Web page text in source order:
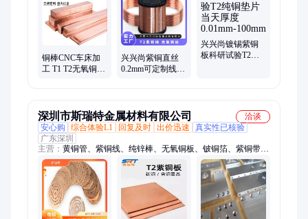
板、锡青铜板、TA1纯钛板、T2紫铜板、H65黄铜带、洋白铜
带、301不锈钢板、316不锈钢带、H65黄铜管、304不锈钢管、
1100纯铝带
铜棒CNC车床加
工 T1 T2无氧铜圆
兴兴尚紫铜直丝
0.2mm可定制线径
兴兴尚镀锡紫铜
板科研试验T2纯
深圳市斯瑞特金属材料有限公司
洽谈
安心购
综合体验L1 回复及时 出价迅速
真实性已核验
广东深圳
主营： 黄铜管、紫铜线、纯锌棒、无氧铜板、铍铜箔、紫铜带、
白铜箔、铍铜带、钨铜板、磷铜丝、黄铜线、T2紫铜板加工、
H65黄铜板、C7701白铜板、黄铜棒加工、C17200铍铜板、特硬
不锈钢带、铜垫片加工、C5191磷铜板、316不锈钢板、H65黄铜
管、镜面铜板、301不锈钢带、7075铝棒